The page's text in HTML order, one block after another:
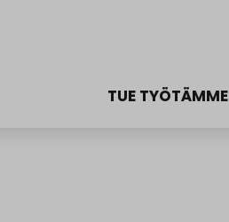
TUE TYÖTÄMME